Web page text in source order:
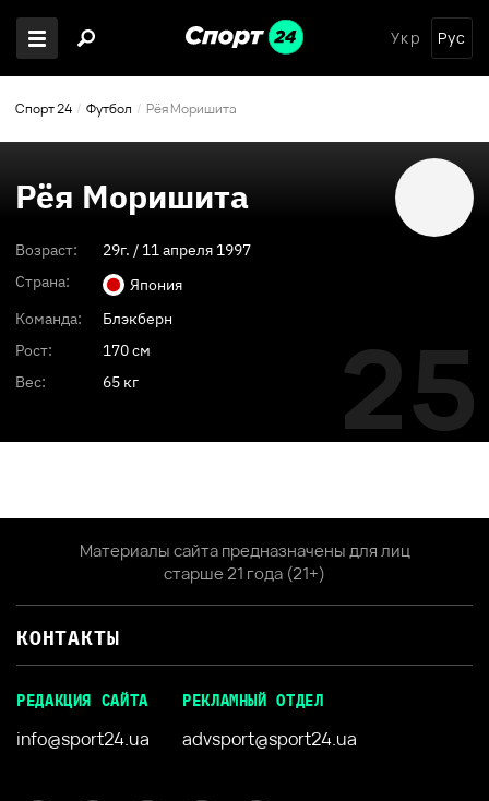
Укр Рус
Спорт 24 Футбол Рёя Моришита
Рёя Моришита
Возраст: 29г. / 11 апреля 1997
Страна:
Япония
Команда:
Блэкберн
Рост:
170 см
Вес:
65 кг 25
Материалы сайта предназначены для лиц
старше 21 года (21+)
КОНТАКТЫ
РЕДАКЦИЯ САЙТА
info@sport24.ua
РЕКЛАМНЫЙ ОТДЕЛ
advsport@sport24.ua